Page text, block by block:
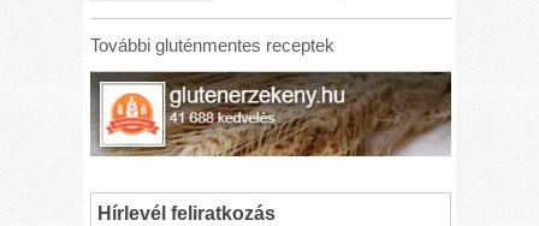
További gluténmentes receptek
Hírlevél feliratkozás